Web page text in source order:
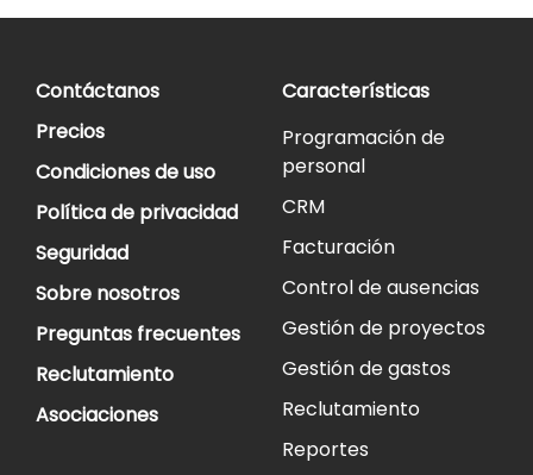
Contáctanos
Precios
Condiciones de uso
Política de privacidad
Seguridad
Sobre nosotros
Preguntas frecuentes
Reclutamiento
Asociaciones
Características
Programación de
personal
CRM
Facturación
Control de ausencias
Gestión de proyectos
Gestión de gastos
Reclutamiento
Reportes